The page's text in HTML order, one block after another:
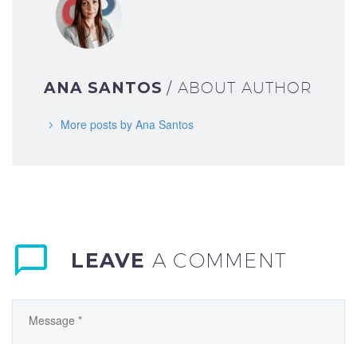
ANA SANTOS / ABOUT AUTHOR
More posts by Ana Santos
LEAVE A COMMENT